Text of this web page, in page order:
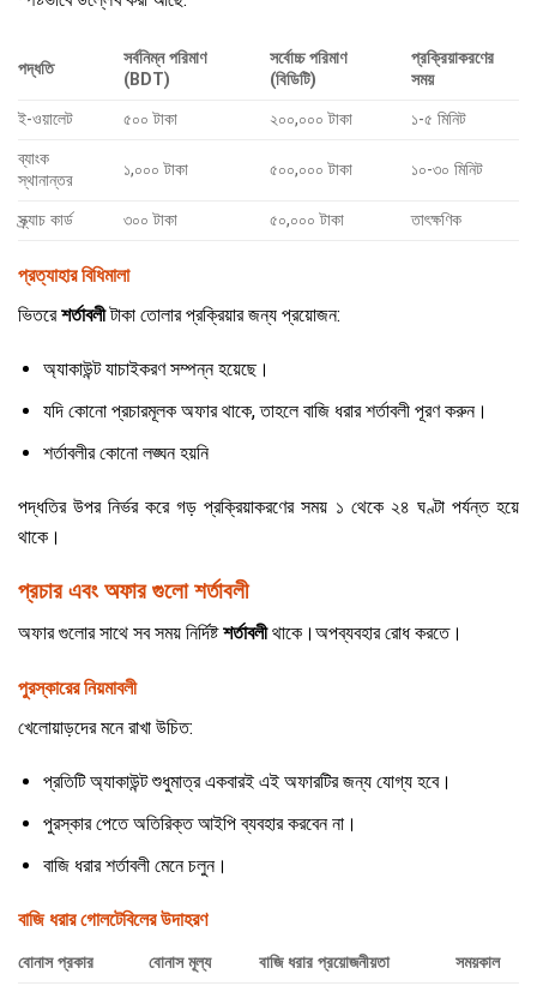
পদ্ধতি
সর্বনিম্ন পরিমাণ
(BDT)
সর্বোচ্চ পরিমাণ
(বিডিটি)
প্রক্রিয়াকরণের
সময়
ই-ওয়ালেট
৫০০ টাকা ২০০,০০০ টাকা
১-৫ মিনিট
ব্যাংক
স্থানান্তর
১,০০০ টাকা ৫০০,০০০ টাকা ১০-৩০ মিনিট
স্ক্র্যাচ কার্ড ৩০০ টাকা ৫০,০০০ টাকা তাৎক্ষণিক
প্রত্যাহার বিধিমালা
ভিতরেশর্তাবলীটাকা তোলার প্রক্রিয়ার জন্য প্রয়োজন:
অ্যাকাউন্ট যাচাইকরণ সম্পন্ন হয়েছে।
যদি কোনো প্রচারমূলক অফার থাকে, তাহলে বাজি ধরার শর্তাবলী পূরণ করুন।
শর্তাবলীর কোনো লঙ্ঘন হয়নি
পদ্ধতির উপর নির্ভর করে গড় প্রক্রিয়াকরণের সময় ১ থেকে ২৪ ঘণ্টা পর্যন্ত হয়ে
থাকে।
প্রচার এবং অফার গুলো শর্তাবলী
অফার গুলোর সাথে সব সময় নির্দিষ্টশর্তাবলীথাকে। অপব্যবহার রোধ করতে।
পুরস্কারের নিয়মাবলী
খেলোয়াড়দের মনে রাখা উচিত:
প্রতিটি অ্যাকাউন্ট শুধুমাত্র একবারই এই অফারটির জন্য যোগ্য হবে।
পুরস্কার পেতে অতিরিক্ত আইপি ব্যবহার করবেন না।
বাজি ধরার শর্তাবলী মেনে চলুন।
বাজি ধরার গোলটেবিলের উদাহরণ
বোনাস প্রকার বোনাস মূল্য বাজি ধরার প্রয়োজনীয়তা
সময়কাল